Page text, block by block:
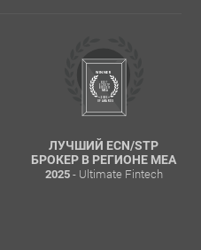
ЛУЧШИЙ ECN/STP
БРОКЕР В РЕГИОНЕ MEA
2025- Ultimate Fintech